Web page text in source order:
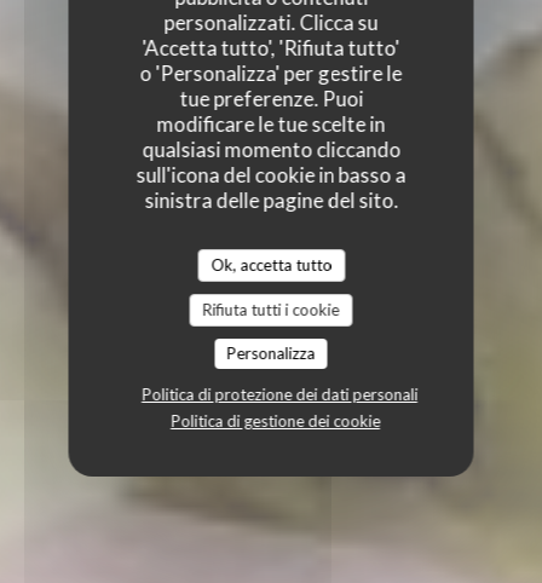
personalizzati. Clicca su
'Accetta tutto', 'Rifiuta tutto'
o 'Personalizza' per gestire le
tue preferenze. Puoi
modificare le tue scelte in
qualsiasi momento cliccando
sull'icona del cookie in basso a
sinistra delle pagine del sito.
Ok, accetta tutto
Rifiuta tutti i cookie
Personalizza
Politica di protezione dei dati personali
Politica di gestione dei cookie